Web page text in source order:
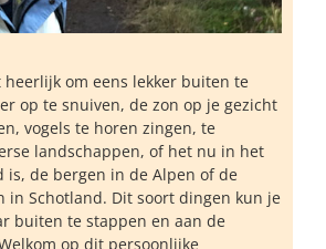
om eens lekker buiten te
op te snuiven, de zon op je gezicht
vogels te horen zingen, te
landschappen, of het nu in het
is, de bergen in de Alpen of de
in Schotland. Dit soort dingen kun je
buiten te stappen en aan de
op dit persoonlijke